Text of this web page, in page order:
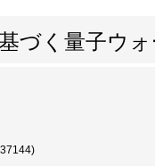
づく量子ウ